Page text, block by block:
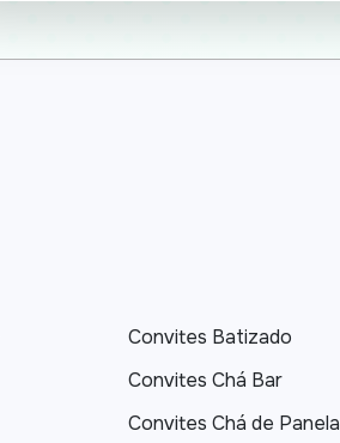
Convites Batizado
Convites Chá Bar
Convites Chá de Panela